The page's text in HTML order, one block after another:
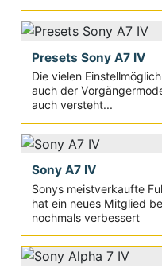
Presets Sony A7 IV
Die vielen
auch der
auch versteht...
Sony A7 IV
Sonys meistverkaufte
hat ein neues Mitglied
nochmals verbessert